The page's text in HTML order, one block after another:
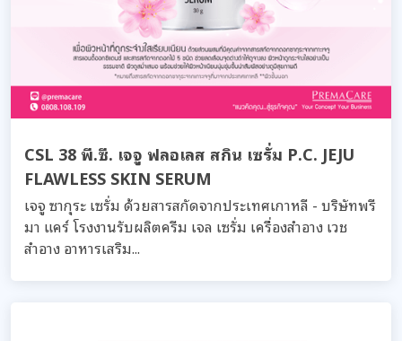
CSL 38 พี.ซี. เจจู ฟลอเลส สกิน เซรั่ม P.C. JEJU
FLAWLESS SKIN SERUM
เจจู ซากุระ เซรั่ม ด้วยสารสกัดจากประเทศเกาหลี - บริษัทพรี
มา แคร์ โรงงานรับผลิตครีม เจล เซรั่ม เครื่องสำอาง เวช
สำอาง อาหารเสริม...